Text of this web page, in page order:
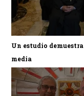
Un estudio
media